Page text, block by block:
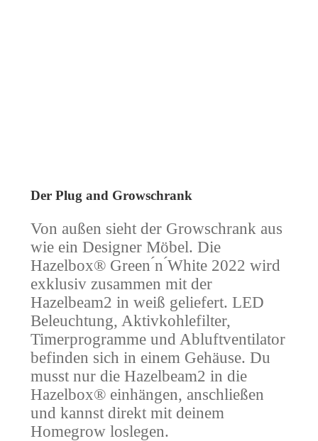
Der Plug and Growschrank
Von außen sieht der Growschrank aus
wie ein Designer Möbel. Die
Hazelbox® Green ́n ́White 2022 wird
exklusiv zusammen mit der
Hazelbeam2 in weiß geliefert. LED
Beleuchtung, Aktivkohlefilter,
Timerprogramme und Abluftventilator
befinden sich in einem Gehäuse. Du
musst nur die Hazelbeam2 in die
Hazelbox® einhängen, anschließen
und kannst direkt mit deinem
Homegrow loslegen.